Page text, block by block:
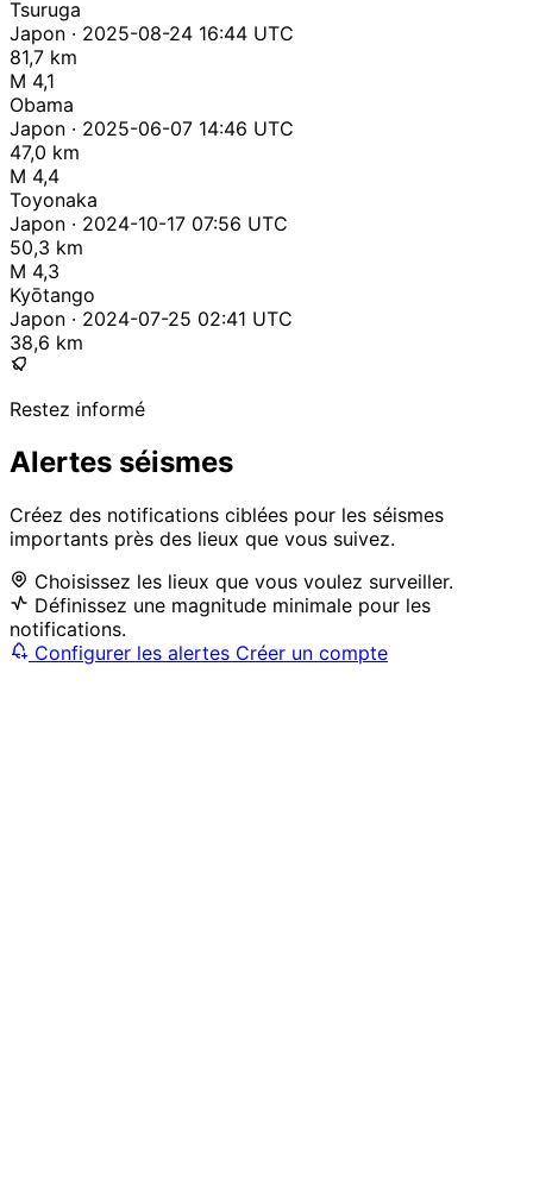
Tsuruga
Japon · 2025-08-24 16:44 UTC
81,7 km
M 4,1
Obama
Japon · 2025-06-07 14:46 UTC
47,0 km
M 4,4
Toyonaka
Japon · 2024-10-17 07:56 UTC
50,3 km
M 4,3
Kyōtango
Japon · 2024-07-25 02:41 UTC
38,6 km
Restez informé
Alertes séismes
Créez des notifications ciblées pour les séismes
importants près des lieux que vous suivez.
Choisissez les lieux que vous voulez surveiller.
Définissez une magnitude minimale pour les
notifications.
Configurer les alertes Créer un compte